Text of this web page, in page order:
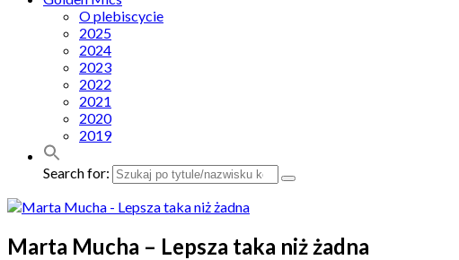
O plebiscycie
2025
2024
2023
2022
2021
2020
2019
Search for:
Marta Mucha – Lepsza taka niż żadna